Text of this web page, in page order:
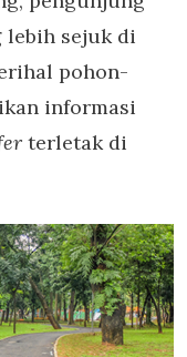
lebih sejuk di
pohon-
informasi
terletak di